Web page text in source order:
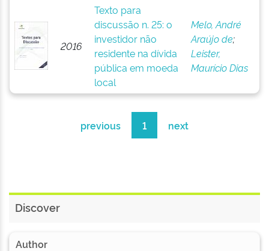
2016
Texto para
discussão n. 25: o
investidor não
residente na dívida
pública em moeda
local
Melo, André
Araújo de;
Leister,
Maurício Dias
previous 1 next
Discover
Author